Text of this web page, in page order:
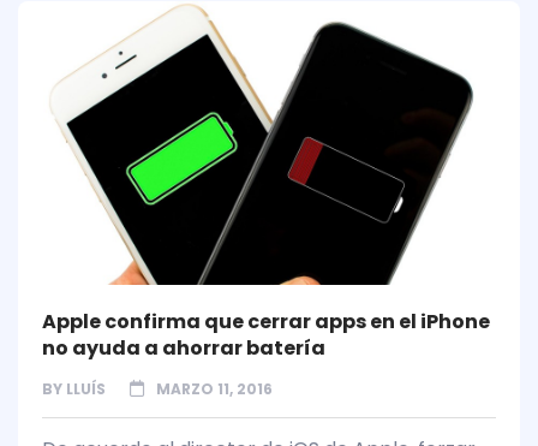
Apple confirma que cerrar apps en el iPhone
no ayuda a ahorrar batería
BY LLUÍS MARZO 11, 2016